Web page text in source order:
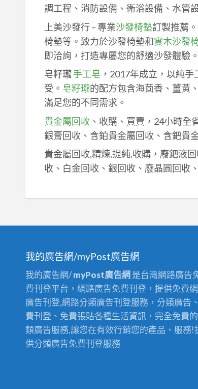
調工程、消防設備、衛浴設備、水管
上美沙發行 – 專業沙發椅墊訂製推薦
椅墊等。致力於沙發椅墊和實木沙發
即洽詢，打造專屬您的舒適沙發體驗。
皂籽瓏手工皂 ，2017年成立，以純
受。 皂籽瓏的配方包含海茴香、薑黃
滿足您的不同需求。
貴金屬回收、收購、買賣，24小時全
銀膏回收、含鉑貴金屬回收、含鈀貴
貴金屬回收,精煉,提純,收購，廢鈀液回
收、白金回收、銀回收、廢晶圓回收
我的廣告網/myPost廣告網
我的廣告網/myPost廣告網是台灣網路廣告
費刊登平台，網路廣告免費刊登，提供免費
廣告刊登,網路分類廣告刊登服務，分類廣告
費刊登、免費張貼各種生活資訊，完全免費
類廣告服務,讓您在有效行銷您的產品、服務!
供分類廣告免費刊登服務